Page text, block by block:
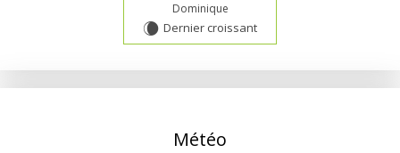
Dominique
W Dernier croissant
Météo